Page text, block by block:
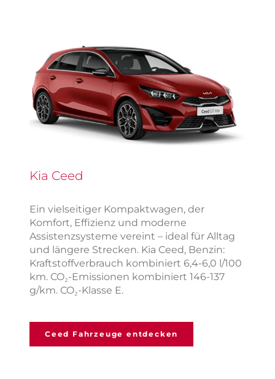
Kia Ceed
Ein vielseitiger Kompaktwagen, der
Komfort, Effizienz und moderne
Assistenzsysteme vereint – ideal für Alltag
und längere Strecken. Kia Ceed, Benzin:
Kraftstoffverbrauch kombiniert 6,4-6,0 l/100
km. CO₂-Emissionen kombiniert 146-137
g/km. CO₂-Klasse E.
Ceed Fahrzeuge entdecken